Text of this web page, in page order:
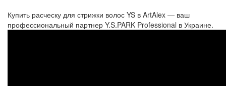
Купить расческу для стрижки волос YS в ArtAlex — ваш
профессиональный партнер Y.S.PARK Professional в Украине.